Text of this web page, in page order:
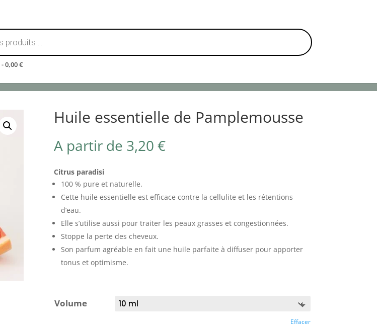
0,00 €
Huile essentielle de Pamplemousse
A partir de 3,20 €
Citrus paradisi
100 % pure et naturelle.
Cette huile essentielle est efficace contre la cellulite et les rétentions
d’eau.
Elle s’utilise aussi pour traiter les peaux grasses et congestionnées.
Stoppe la perte des cheveux.
Son parfum agréable en fait une huile parfaite à diffuser pour apporter
tonus et optimisme.
Volume
Effacer